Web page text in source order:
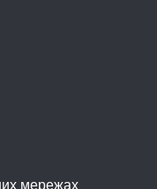
мережах